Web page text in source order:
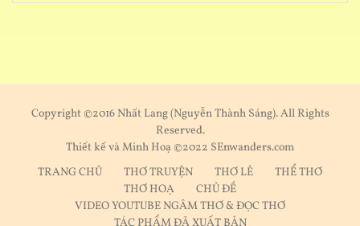
Copyright ©2016 Nhất Lang (Nguyễn Thành Sáng). All Rights
Reserved.
Thiết kế và Minh Hoạ ©2022 SEnwanders.com
TRANG CHỦ
THƠ TRUYỆN THƠ LẺ
THỂ THƠ
THƠ HOẠ
CHỦ ĐỀ
VIDEO YOUTUBE NGÂM THƠ & ĐỌC THƠ